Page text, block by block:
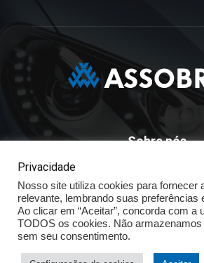
Sobre nós
ASSOBRAV - Associação Brasileira
Volkswagen
Av. José Maria Whitaker n° 603 -
- CEP: 04057.900 - Fone: (11)
Política de Privacidade
Privacidade
Nosso site utiliza cookies para fornecer
relevante, lembrando suas preferências
Ao clicar em “Aceitar”, concorda com a
TODOS os cookies. Não
sem seu consentimento.